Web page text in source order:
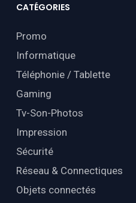
CATÉGORIES
Promo
Informatique
Téléphonie / Tablette
Gaming
Tv-Son-Photos
Impression
Sécurité
Réseau & Connectiques
Objets connectés